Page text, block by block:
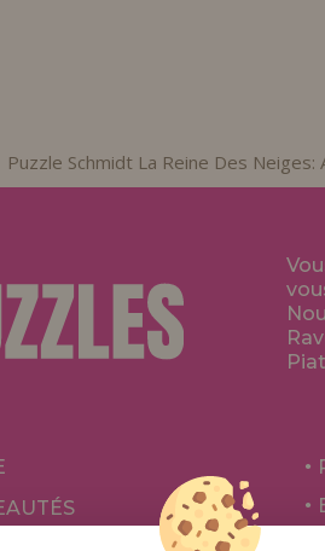
Puzzle Schmidt La Reine Des